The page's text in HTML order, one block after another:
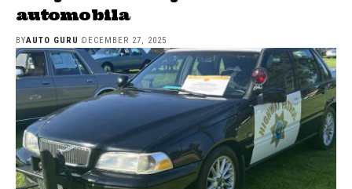
automobila
BYAUTO GURU DECEMBER 27, 2025